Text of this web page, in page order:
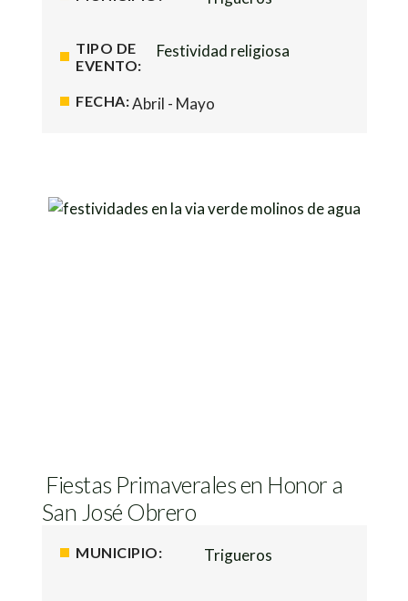
TIPO DE
EVENTO:
Festividad religiosa
FECHA:Abril - Mayo
Fiestas Primaverales en Honor a
San José Obrero
MUNICIPIO: Trigueros